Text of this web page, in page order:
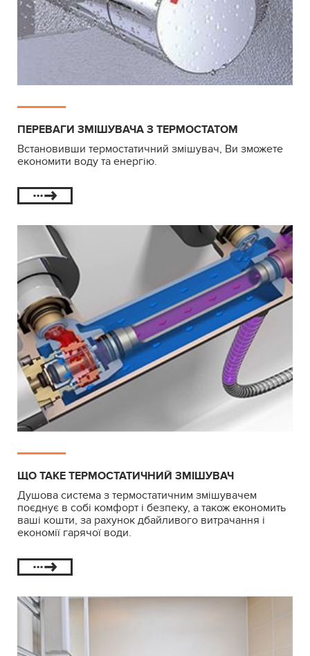
ПЕРЕВАГИ ЗМІШУВАЧА З ТЕРМОСТАТОМ
Встановивши термостатичний змішувач, Ви зможете
економити воду та енергію.
ЩО ТАКЕ ТЕРМОСТАТИЧНИЙ ЗМІШУВАЧ
Душова система з термостатичним змішувачем
поєднує в собі комфорт і безпеку, а також економить
ваші кошти, за рахунок дбайливого витрачання і
економії гарячої води.